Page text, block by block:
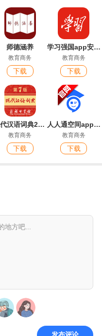
师德涵养
教育商务
下载
学习强国app安卓版
教育商务
下载
现代汉语词典2026最新版
教育商务
下载
人人通空间app官方版
教育商务
下载
发布评论